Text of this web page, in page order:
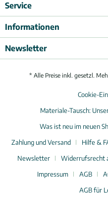
Service
Informationen
Newsletter
* Alle Preise inkl. gesetzl.
Cookie-
Materiale-Tausch:
Was ist neu im neuen
Zahlung und Versand
Hilfe &
Newsletter
Widerrufsrecht
Impressum
AGB
AGB für